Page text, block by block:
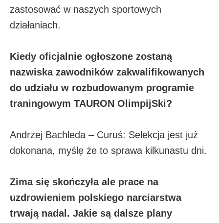
zastosować w naszych sportowych
działaniach.
Kiedy oficjalnie ogłoszone zostaną
nazwiska zawodników zakwalifikowanych
do udziału w rozbudowanym programie
traningowym TAURON OlimpijSki?
Andrzej Bachleda – Curuś: Selekcja jest już
dokonana, myślę że to sprawa kilkunastu dni.
Zima się skończyła ale prace na
uzdrowieniem polskiego narciarstwa
trwają nadal. Jakie są dalsze plany